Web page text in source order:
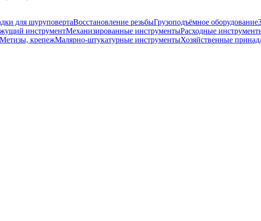
для шуруповертаВосстановление резьбыГрузоподъёмное оборудование
инструментМеханизированные инструментыРасходные
Метизы, крепежМалярно-штукатурные инструментыХозяйственные